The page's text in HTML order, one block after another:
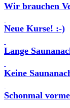
Wir brauchen
Neue Kurse! :-)
Lange
Keine
Schonmal